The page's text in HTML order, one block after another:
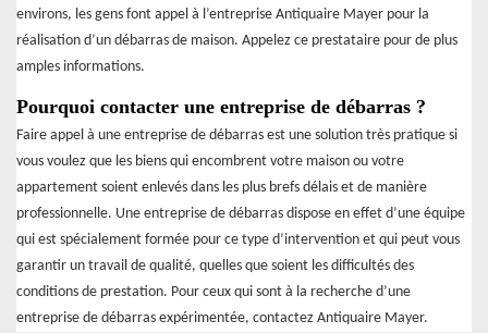
environs, les gens font appel à l’entreprise Antiquaire Mayer pour la
réalisation d’un débarras de maison. Appelez ce prestataire pour de plus
amples informations.
Pourquoi contacter une entreprise de débarras ?
Faire appel à une entreprise de débarras est une solution très pratique si
vous voulez que les biens qui encombrent votre maison ou votre
appartement soient enlevés dans les plus brefs délais et de manière
professionnelle. Une entreprise de débarras dispose en effet d’une équipe
qui est spécialement formée pour ce type d’intervention et qui peut vous
garantir un travail de qualité, quelles que soient les difficultés des
conditions de prestation. Pour ceux qui sont à la recherche d’une
entreprise de débarras expérimentée, contactez Antiquaire Mayer.